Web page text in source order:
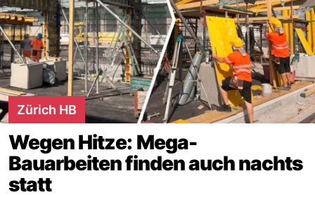
Zürich HB
Wegen Hitze: Mega-
Bauarbeiten finden auch nachts
statt